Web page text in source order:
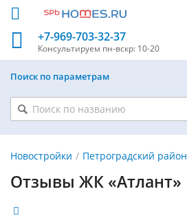
+7-969-703-32-37
Консультируем пн-вскр: 10-20
Поиск по параметрам
Новостройки Петроградский район
Отзывы ЖК «Атлант»